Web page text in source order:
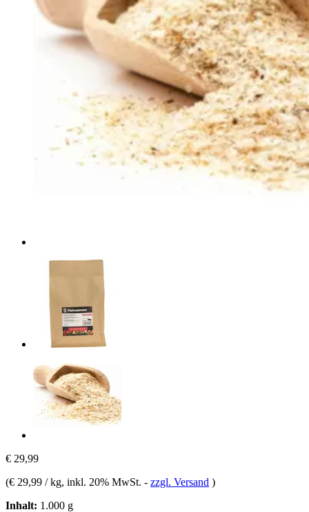
€ 29,99
(€ 29,99 / kg, inkl. 20% MwSt. - zzgl. Versand )
Inhalt: 1.000 g